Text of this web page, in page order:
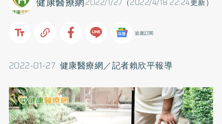
追蹤訂閱
2022-01-27 健康醫療網／記者賴欣平報導